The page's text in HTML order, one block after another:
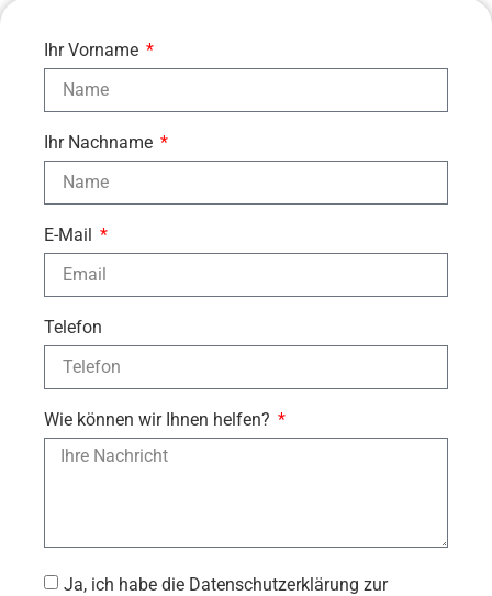
Ihr Vorname
Ihr Nachname
E-Mail
Telefon
Wie können wir Ihnen helfen?
Ja, ich habe die Datenschutzerklärung zur